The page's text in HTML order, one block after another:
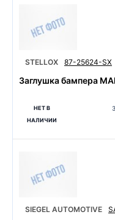
STELLOX 87-25624-SX
Заглушка бампера
НЕТ В
НАЛИЧИИ
SIEGEL AUTOMOTIVE